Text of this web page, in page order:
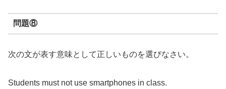
問題⑧
次の文が表す意味として正しいものを選びなさい。
Students must not use smartphones in class.